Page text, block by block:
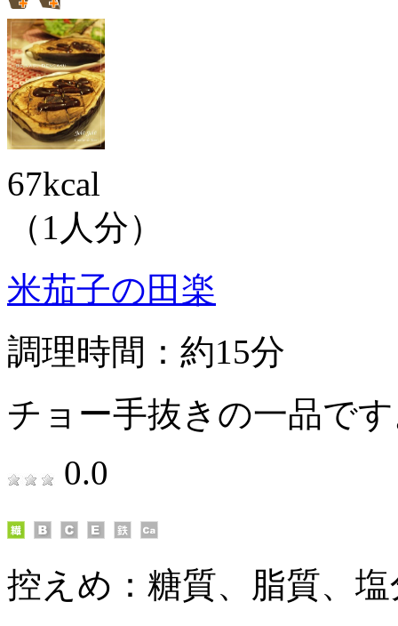
67kcal
（1人分）
米茄子の田楽
調理時間：約15分
チョー手抜きの一品で
0.0
控えめ： 糖質、脂質、